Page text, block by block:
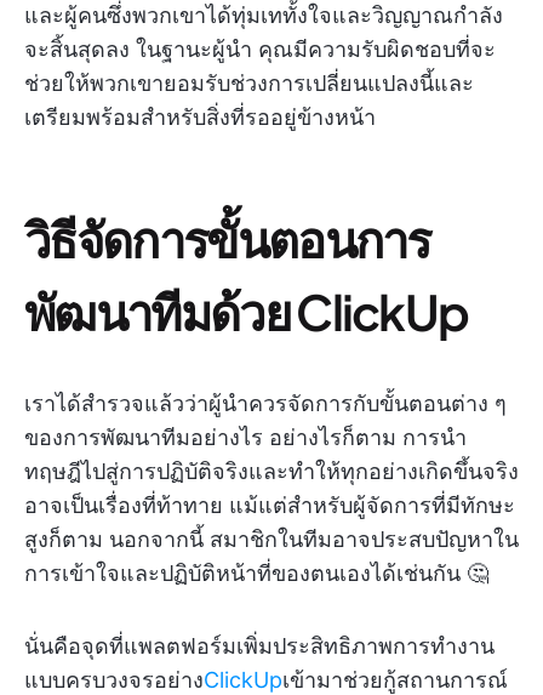
และผู้คนซึ่งพวกเขาได้ทุ่มเททั้งใจและวิญญาณกำลัง
จะสิ้นสุดลง ในฐานะผู้นำ คุณมีความรับผิดชอบที่จะ
ช่วยให้พวกเขายอมรับช่วงการเปลี่ยนแปลงนี้และ
เตรียมพร้อมสำหรับสิ่งที่รออยู่ข้างหน้า
วิธีจัดการขั้นตอนการ
พัฒนาทีมด้วย ClickUp
เราได้สำรวจแล้วว่าผู้นำควรจัดการกับขั้นตอนต่าง ๆ
ของการพัฒนาทีมอย่างไร อย่างไรก็ตาม การนำ
ทฤษฎีไปสู่การปฏิบัติจริงและทำให้ทุกอย่างเกิดขึ้นจริง
อาจเป็นเรื่องที่ท้าทาย แม้แต่สำหรับผู้จัดการที่มีทักษะ
สูงก็ตาม นอกจากนี้ สมาชิกในทีมอาจประสบปัญหาใน
การเข้าใจและปฏิบัติหน้าที่ของตนเองได้เช่นกัน 🤔
นั่นคือจุดที่แพลตฟอร์มเพิ่มประสิทธิภาพการทำงาน
แบบครบวงจรอย่างClickUpเข้ามาช่วยกู้สถานการณ์